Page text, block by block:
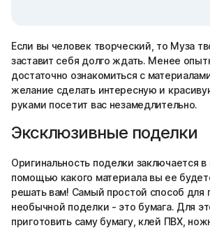
Если вы человек творческий, то Муза
заставит себя долго ждать. Менее
достаточно ознакомиться с
желание сделать интересную и
руками посетит вас незамедлительно.
Эксклюзивные поделки
Оригинальность поделки заключается
помощью какого материала вы ее
решать вам! Самый простой способ для
необычной поделки - это бумага. Для
приготовить саму бумагу, клей ПВХ,